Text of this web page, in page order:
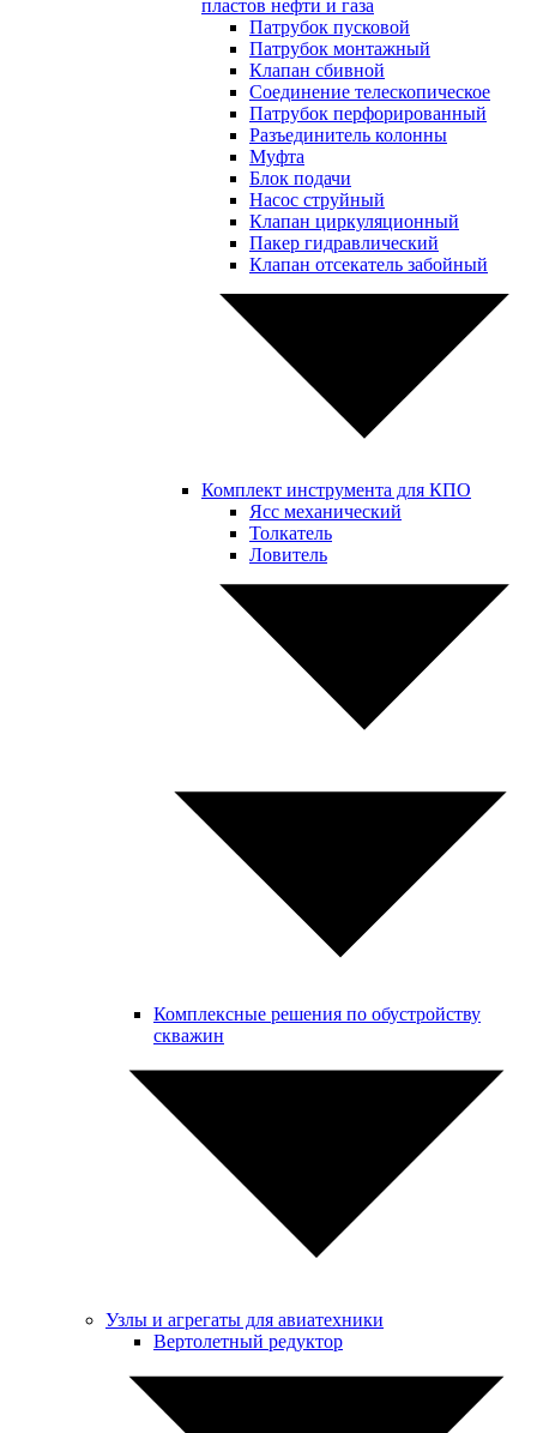
пластов нефти и газа
Патрубок пусковой
Патрубок монтажный
Клапан сбивной
Соединение телескопическое
Патрубок перфорированный
Разъединитель колонны
Муфта
Блок подачи
Насос струйный
Клапан циркуляционный
Пакер гидравлический
Клапан отсекатель забойный
Комплект инструмента для КПО
Ясс механический
Толкатель
Ловитель
Комплексные решения по обустройству
скважин
Узлы и агрегаты для авиатехники
Вертолетный редуктор